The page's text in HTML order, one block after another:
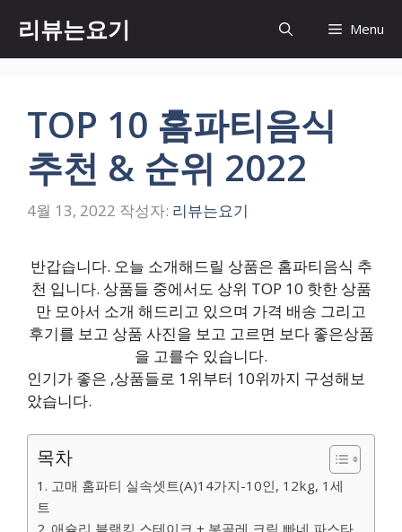
츠
리뷰는요기 Menu
TOP 10 홈파티음식
추천 & 순위 2022
4월 13, 2022 작성자: 리뷰는요기
반갑습니다. 오늘 소개해드릴 상품은 홈파티음식 추
천 입니다. 상품들 중에서도 상위 TOP 10 핫한 상품
만 모아서 소개 해드리고 있으며 가격 배송 그리고
후기를 보고 상품 사진을 보고 고르면 보다 좋은상품
을 고를수 있습니다.
인기가 좋은 ,상품들로 1위부터 10위까지 구성해보
았습니다.
목차
1. 고매 홈파티 실속셋트(A)14가지-10인, 12kg, 1세
트
2. 애슐리 블랙킹 스테이크 + 봉골레 크림 빠네 파스타